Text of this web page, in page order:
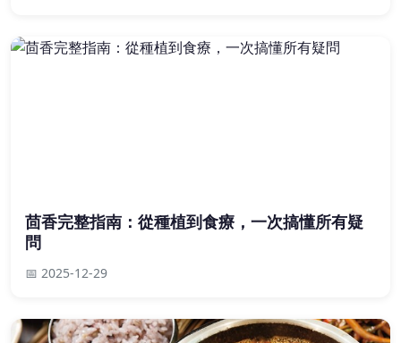
茴香完整指南：從種植到食療，一次搞懂所有疑
問
📅 2025-12-29